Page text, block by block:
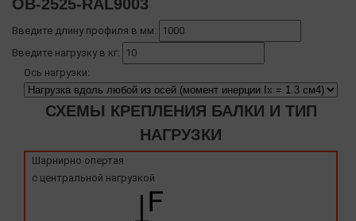
OB-2525-RAL9003
Введите длину профиля в мм:
Введите нагрузку в кг:
Ось нагрузки:
СХЕМЫ КРЕПЛЕНИЯ БАЛКИ И ТИП
НАГРУЗКИ
Шарнирно опертая
с центральной нагрузкой